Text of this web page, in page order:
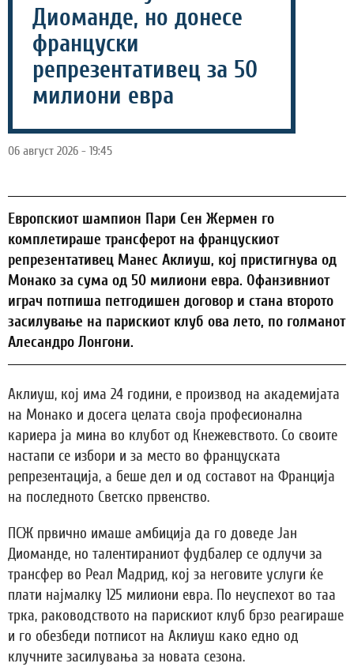
Диоманде, но донесе
француски
репрезентативец за 50
милиони евра
06 август 2026 - 19:45
Европскиот шампион Пари Сен Жермен го
комплетираше трансферот на францускиот
репрезентативец Манес Аклиуш, кој пристигнува од
Монако за сума од 50 милиони евра. Офанзивниот
играч потпиша петгодишен договор и стана второто
засилување на парискиот клуб ова лето, по голманот
Алесандро Лонгони.
Аклиуш, кој има 24 години, е производ на академијата
на Монако и досега целата своја професионална
кариера ја мина во клубот од Кнежевството. Со своите
настапи се избори и за место во француската
репрезентација, а беше дел и од составот на Франција
на последното Светско првенство.
ПСЖ првично имаше амбиција да го доведе Јан
Диоманде, но талентираниот фудбалер се одлучи за
трансфер во Реал Мадрид, кој за неговите услуги ќе
плати најмалку 125 милиони евра. По неуспехот во таа
трка, раководството на парискиот клуб брзо реагираше
и го обезбеди потписот на Аклиуш како едно од
клучните засилувања за новата сезона.